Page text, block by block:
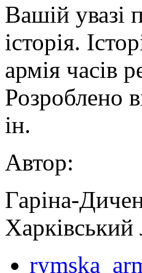
Вашій увазі
історія.
армія часів
Розроблено
ін.
Автор:
Гаріна-